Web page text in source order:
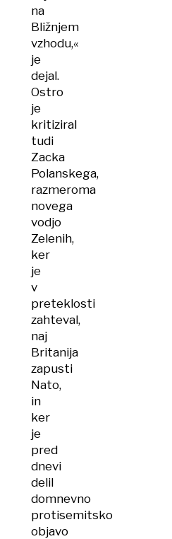
na
Bližnjem
vzhodu,«
je
dejal.
Ostro
je
kritiziral
tudi
Zacka
Polanskega,
razmeroma
novega
vodjo
Zelenih,
ker
je
v
preteklosti
zahteval,
naj
Britanija
zapusti
Nato,
in
ker
je
pred
dnevi
delil
domnevno
protisemitsko
objavo